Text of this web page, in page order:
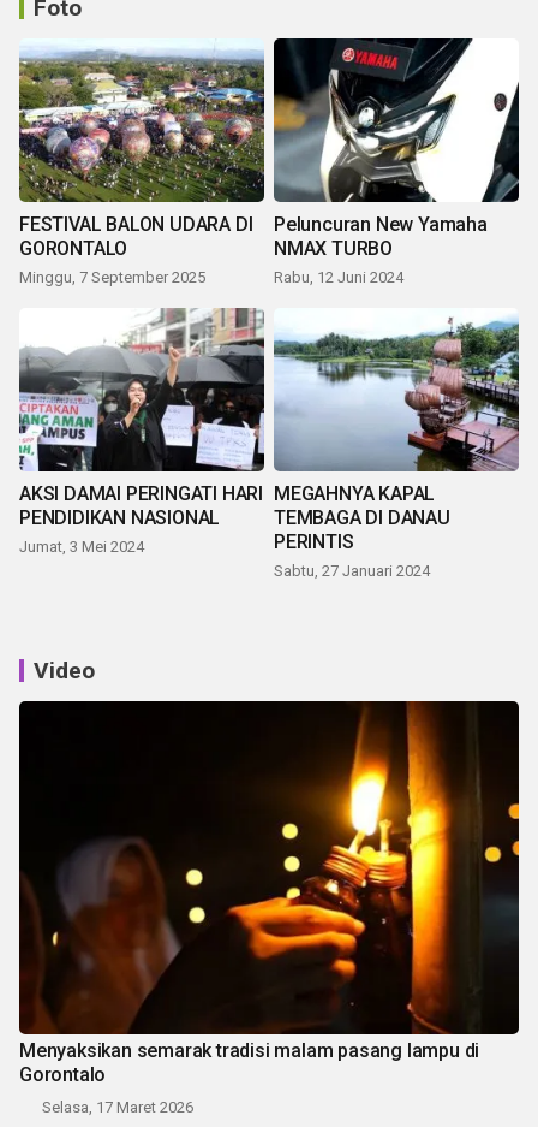
Foto
FESTIVAL BALON UDARA DI
GORONTALO
Minggu, 7 September 2025
Peluncuran New Yamaha
NMAX TURBO
Rabu, 12 Juni 2024
AKSI DAMAI PERINGATI HARI
PENDIDIKAN NASIONAL
Jumat, 3 Mei 2024
MEGAHNYA KAPAL
TEMBAGA DI DANAU
PERINTIS
Sabtu, 27 Januari 2024
Video
Menyaksikan semarak tradisi malam pasang lampu di
Gorontalo
Selasa, 17 Maret 2026